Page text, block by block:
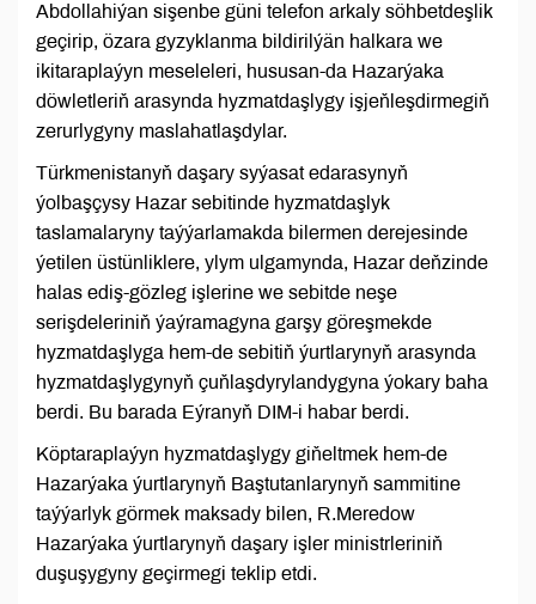
Abdollahiýan sişenbe güni telefon arkaly söhbetdeşlik
geçirip, özara gyzyklanma bildirilýän halkara we
ikitaraplaýyn meseleleri, hususan-da Hazarýaka
döwletleriň arasynda hyzmatdaşlygy işjeňleşdirmegiň
zerurlygyny maslahatlaşdylar.
Türkmenistanyň daşary syýasat edarasynyň
ýolbaşçysy Hazar sebitinde hyzmatdaşlyk
taslamalaryny taýýarlamakda bilermen derejesinde
ýetilen üstünliklere, ylym ulgamynda, Hazar deňzinde
halas ediş-gözleg işlerine we sebitde neşe
serişdeleriniň ýaýramagyna garşy göreşmekde
hyzmatdaşlyga hem-de sebitiň ýurtlarynyň arasynda
hyzmatdaşlygynyň çuňlaşdyrylandygyna ýokary baha
berdi. Bu barada Eýranyň DIM-i habar berdi.
Köptaraplaýyn hyzmatdaşlygy giňeltmek hem-de
Hazarýaka ýurtlarynyň Baştutanlarynyň sammitine
taýýarlyk görmek maksady bilen, R.Meredow
Hazarýaka ýurtlarynyň daşary işler ministrleriniň
duşuşygyny geçirmegi teklip etdi.